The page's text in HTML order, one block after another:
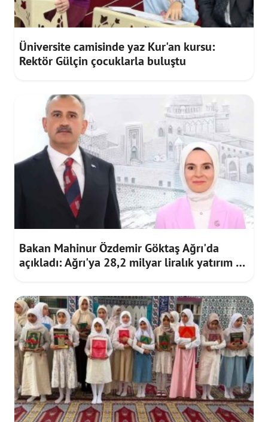
Üniversite camisinde yaz Kur'an kursu:
Rektör Gülçin çocuklarla buluştu
Bakan Mahinur Özdemir Göktaş Ağrı'da
açıkladı: Ağrı'ya 28,2 milyar liralık yatırım ve